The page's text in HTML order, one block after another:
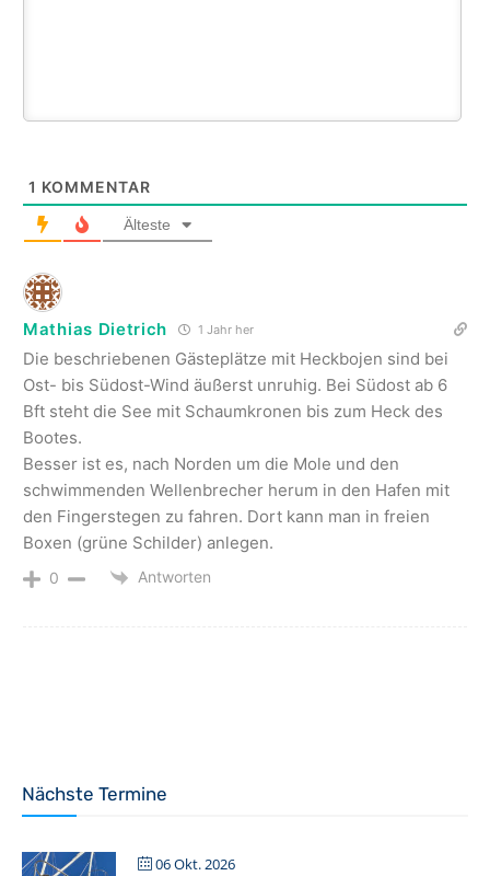
1 KOMMENTAR
Älteste
Mathias Dietrich 1 Jahr her
Die beschriebenen Gästeplätze mit Heckbojen sind bei
Ost- bis Südost-Wind äußerst unruhig. Bei Südost ab 6
Bft steht die See mit Schaumkronen bis zum Heck des
Bootes.
Besser ist es, nach Norden um die Mole und den
schwimmenden Wellenbrecher herum in den Hafen mit
den Fingerstegen zu fahren. Dort kann man in freien
Boxen (grüne Schilder) anlegen.
0 Antworten
Nächste Termine
06 Okt. 2026